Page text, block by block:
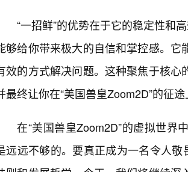
“一招鲜”的优势在于它的稳定性和
够给你带来极大的自信和掌控感。
效的方式解决问题。这种聚焦于核
最终让你在“美国兽皇Zoom2D”的征
在“美国兽皇Zoom2D”的虚拟世界
远远不够的。要真正成为一名令人